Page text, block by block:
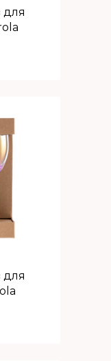
для
для